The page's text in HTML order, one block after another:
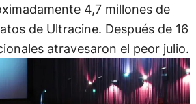
4,7 millones de
de Ultracine. Después de 16
atravesaron el peor julio.